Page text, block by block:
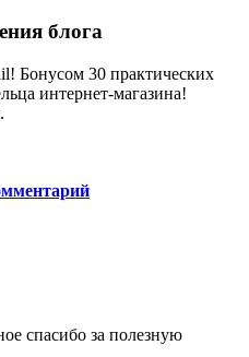
блога
Бонусом 30 практических
интернет-магазина!
спасибо за полезную